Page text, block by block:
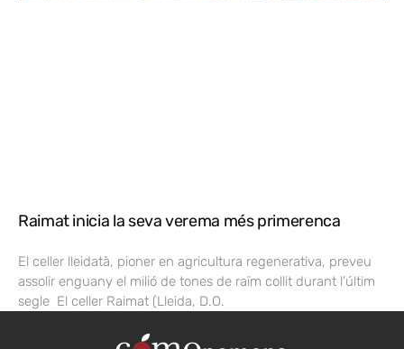
Raimat inicia la seva verema més primerenca
El celler lleidatà, pioner en agricultura regenerativa, preveu
assolir enguany el milió de tones de raïm collit durant l’últim
segle El celler Raimat (Lleida, D.O.